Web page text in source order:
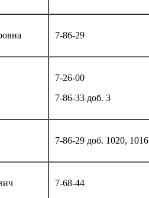
7-86-29
7-26-00
7-86-33 доб. 3
7-86-29 доб. 1020, 1016
7-68-44